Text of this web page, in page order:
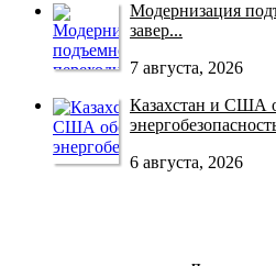
Модернизация
завер...
7 августа, 2026
Казахстан и США
6 августа, 2026